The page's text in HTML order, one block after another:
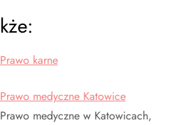
Prawo karne
Prawo medyczne Katowice
Prawo medyczne w Katowicach,